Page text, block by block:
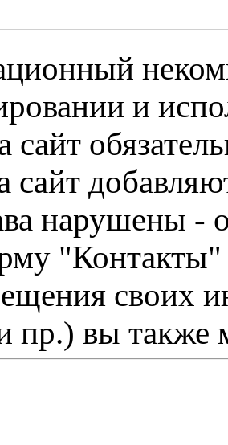
и
сайт
сайт
нарушены -
"Контакты"
своих
пр.) вы также